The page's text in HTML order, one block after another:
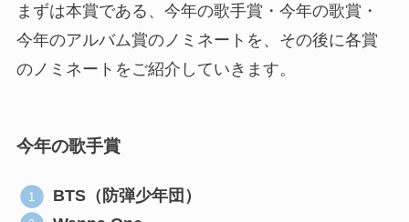
まずは本賞である、今年の歌手賞・今年の歌賞・
今年のアルバム賞のノミネートを、その後に各賞
のノミネートをご紹介していきます。
今年の歌手賞
BTS（防弾少年団）